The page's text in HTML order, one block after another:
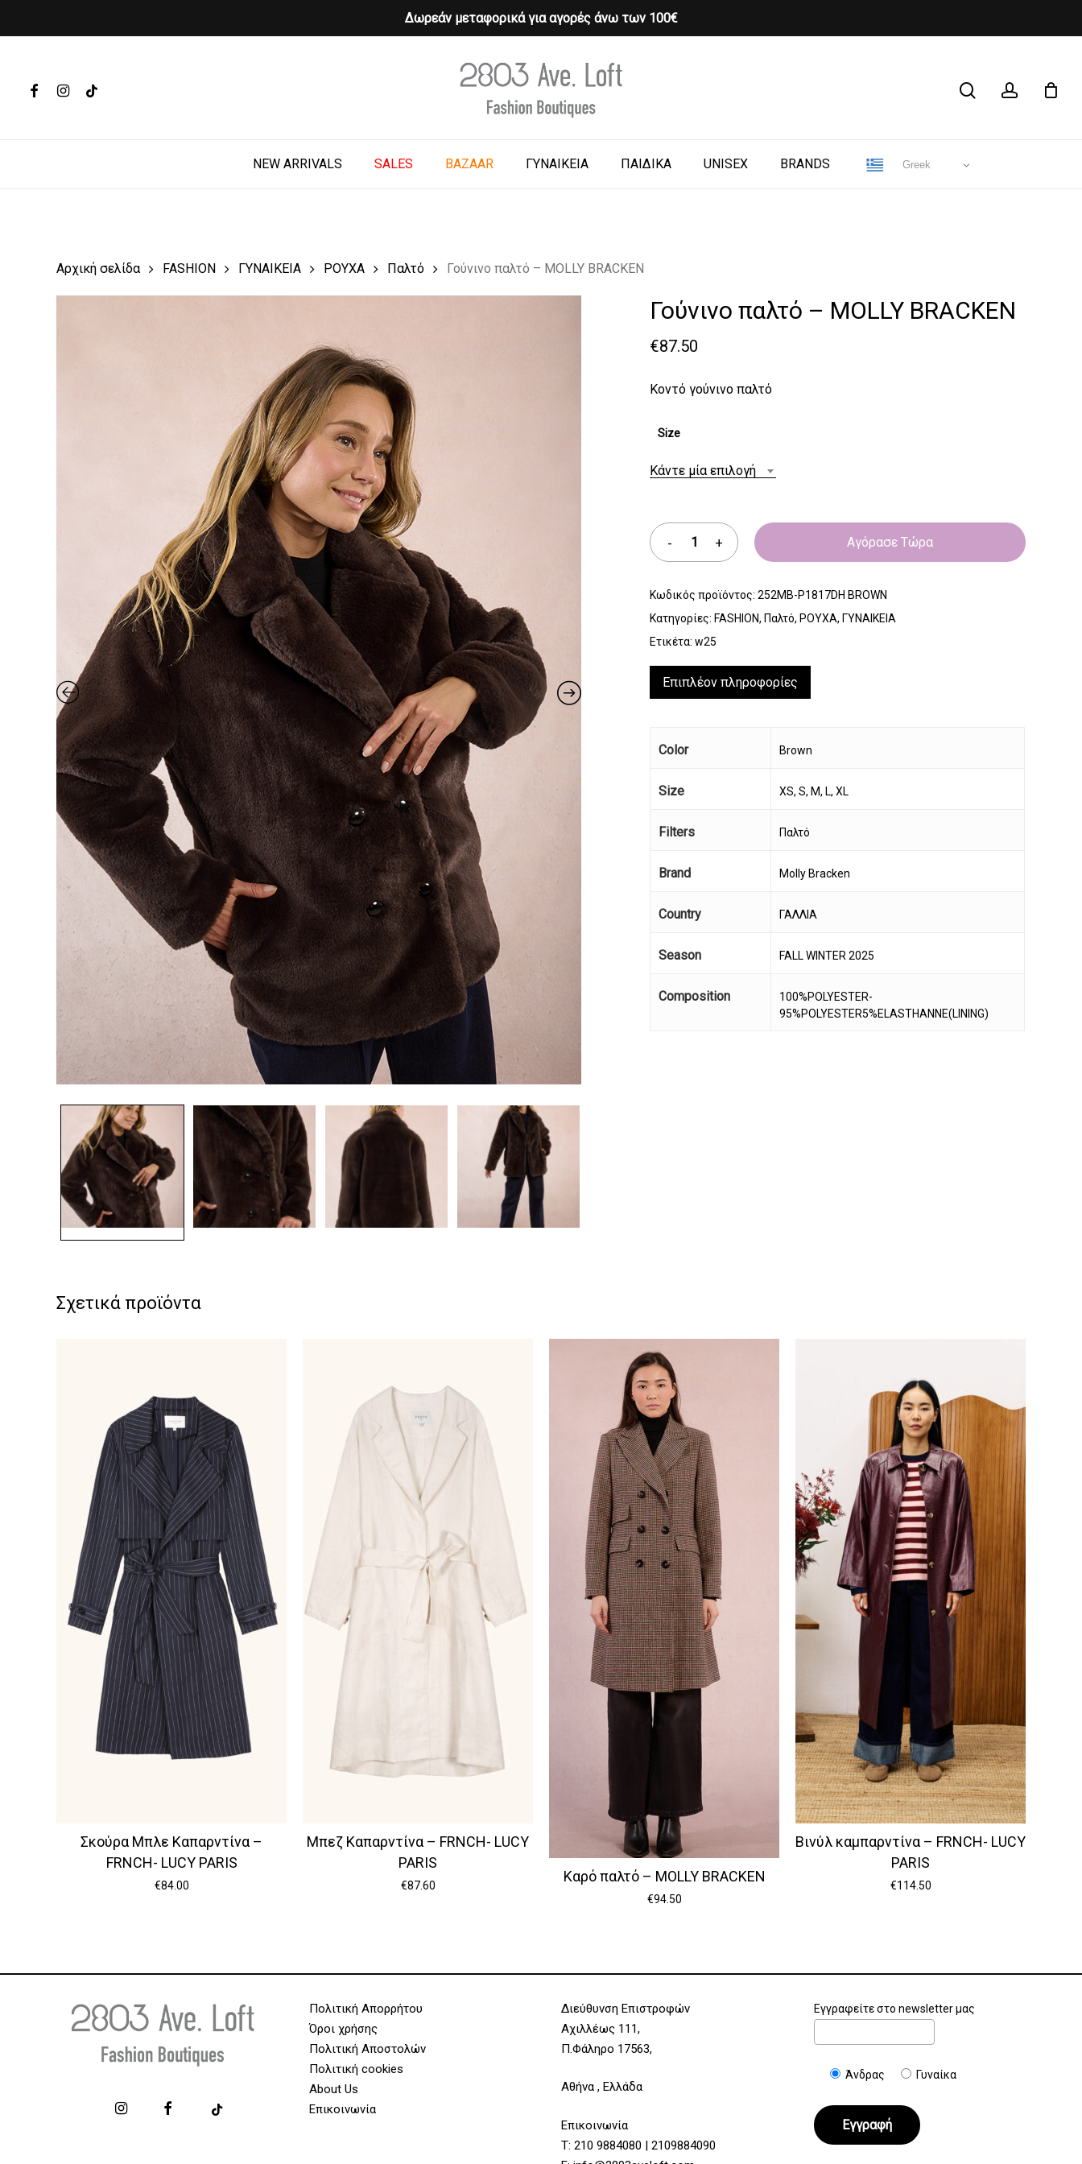
Δωρεάν μεταφορικά για αγορές άνω των 100€
Hit enter to search or ESC to close
FACEBOOKINSTAGRAM
TIKTOK
NEW ARRIVALS SALES BAZAAR ΓΥΝΑΙΚΕΙΑ ΠΑΙΔΙΚΑ UNISEX BRANDS Greek
Cart CLOSE
Αρχική σελίδα FASHION ΓΥΝΑΙΚΕΙΑ ΡΟΥΧΑ Παλτό Γούνινο παλτό – MOLLY BRACKEN
Γούνινο παλτό – MOLLY BRACKEN
€87.50
Κοντό γούνινο παλτό
Size
Κάντε μία επιλογή
Αγόρασε Τώρα
Κωδικός προϊόντος:252MB-P1817DH BROWN
Κατηγορίες: FASHION, Παλτό, ΡΟΥΧΑ, ΓΥΝΑΙΚΕΙΑ
Ετικέτα:w25
Επιπλέον πληροφορίες
Color Brown
Size XS, S, M, L, XL
Filters Παλτό
Brand Molly Bracken
Country ΓΑΛΛΙΑ
Season FALL WINTER 2025
Composition
100%POLYESTER-
95%POLYESTER5%ELASTHANNE(LINING)
Σχετικά προϊόντα
Σκούρα Μπλε Καπαρντίνα –
FRNCH- LUCY PARIS
€84.00
Μπεζ Καπαρντίνα – FRNCH- LUCY
PARIS
€87.60
Καρό παλτό – MOLLY BRACKEN
€94.50
Βινύλ καμπαρντίνα – FRNCH- LUCY
PARIS
€114.50
Πολιτική Απορρήτου
Όροι χρήσης
Πολιτική Αποστολών
Πολιτική cookies
About Us
Επικοινωνία
Διεύθυνση Επιστροφών
Αχιλλέως 111,
Π.Φάληρο 17563,
Αθήνα , Ελλάδα
Επικοινωνία
Τ: 210 9884080 | 2109884090
Εγγραφείτε στο newsletter μας
Άνδρας Γυναίκα